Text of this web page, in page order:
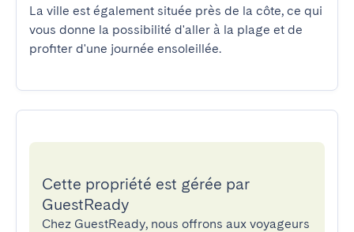
La ville est également située près de la côte, ce qui
vous donne la possibilité d'aller à la plage et de
profiter d'une journée ensoleillée.
Cette propriété est gérée par
GuestReady
Chez GuestReady, nous offrons aux voyageurs